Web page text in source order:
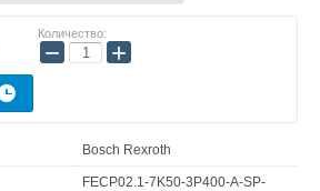
Количество:
− +
Bosch Rexroth
FECP02.1-7K50-3P400-A-SP-